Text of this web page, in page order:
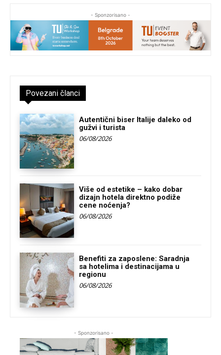
- Sponzorisano -
Povezani članci
Autentični biser Italije daleko od
gužvi i turista
06/08/2026
Više od estetike – kako dobar
dizajn hotela direktno podiže
cene noćenja?
06/08/2026
Benefiti za zaposlene: Saradnja
sa hotelima i destinacijama u
regionu
06/08/2026
- Sponzorisano -